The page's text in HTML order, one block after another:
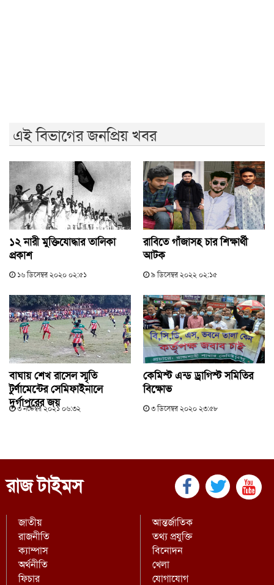
এই বিভাগের জনপ্রিয় খবর
১২ নারী মুক্তিযোদ্ধার তালিকা
প্রকাশ
১৬ ডিসেম্বর ২০২০ ০২:৫১
রাবিতে গাঁজাসহ চার শিক্ষার্থী
আটক
৯ ডিসেম্বর ২০২২ ০২:১৫
বাঘায় শেখ রাসেল স্মৃতি
টুর্ণামেন্টের সেমিফাইনালে
দুর্গাপুরের জয়
৩ নভেম্বর ২০২১ ০৬:৩২
কেমিস্ট এন্ড ড্রাগিস্ট সমিতির
বিক্ষোভ
৩ ডিসেম্বর ২০২০ ২৩:৫৮
রাজ টাইমস
জাতীয়
রাজনীতি
আন্তর্জাতিক
তথ্য প্রযুক্তি
ক্যাম্পাস
অর্থনীতি
বিনোদন
খেলা
ফিচার
যোগাযোগ